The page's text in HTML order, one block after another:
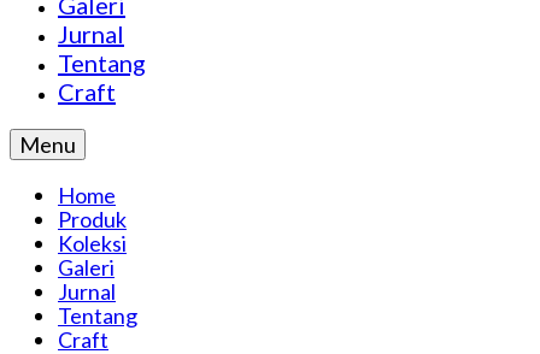
Jurnal
Tentang
Craft
Menu
Home
Produk
Koleksi
Galeri
Jurnal
Tentang
Craft